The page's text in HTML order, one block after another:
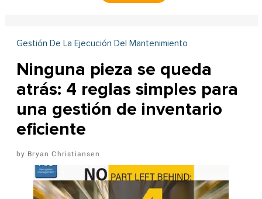
Gestión De La Ejecución Del Mantenimiento
Ninguna pieza se queda
atrás: 4 reglas simples para
una gestión de inventario
eficiente
Bryan Christiansen